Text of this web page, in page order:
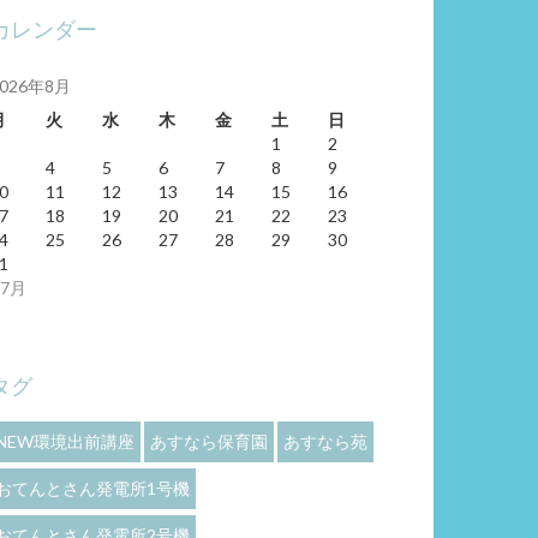
レンダー
年8月
火 水 木 金 土 日
月
1
2
4 5 6 7 8
9
11 12 13 14 15
16
18 19 20 21 22
23
25 26 27 28 29
30
グ
環境出前講座 あすなら保育園 あすなら苑
てんとさん発電所1号機